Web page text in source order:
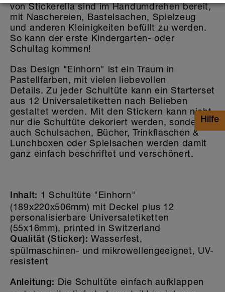
von Stickerella sind im Handumdrehen bereit,
mit Naschereien, Bastelsachen, Spielzeug
und anderen Kleinigkeiten befüllt zu werden.
So kann der erste Kindergarten- oder
Schultag kommen!
Das Design "Einhorn" ist ein Traum in
Pastellfarben, mit vielen liebevollen
Details. Zu jeder Schultüte kann ein Starterset
aus 12 Universaletiketten nach Belieben
gestaltet werden. Mit den Stickern kann nicht
nur die Schultüte dekoriert werden, sondern
auch Schulsachen, Bücher, Trinkflaschen &
Lunchboxen oder Spielsachen werden damit
ganz einfach beschriftet und verschönert.
Inhalt: 1 Schultüte "Einhorn"
(189x220x506mm) mit Deckel plus 12
personalisierbare Universaletiketten
(55x16mm), printed in Switzerland
Qualität (Sticker): Wasserfest,
spülmaschinen- und mikrowellengeeignet, UV-
resistent
Anleitung: Die Schultüte einfach aufklappen